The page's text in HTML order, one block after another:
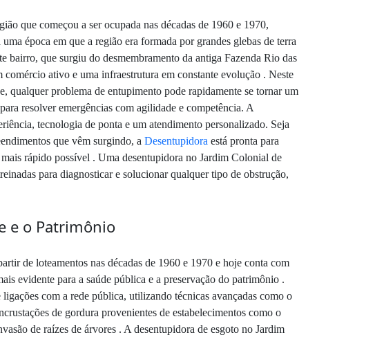
que começou a ser ocupada nas décadas de 1960 e 1970,
época em que a região era formada por grandes glebas de terra
bairro, que surgiu do desmembramento da antiga Fazenda Rio das
ativo e uma infraestrutura em constante evolução . Neste
qualquer problema de entupimento pode rapidamente se tornar um
resolver emergências com agilidade e competência. A
tecnologia de ponta e um atendimento personalizado. Seja
que vêm surgindo, a Desentupidora está pronta para
rápido possível . Uma desentupidora no Jardim Colonial de
para diagnosticar e solucionar qualquer tipo de obstrução,
e o Patrimônio
de loteamentos nas décadas de 1960 e 1970 e hoje conta com
evidente para a saúde pública e a preservação do patrimônio .
com a rede pública, utilizando técnicas avançadas como o
de gordura provenientes de estabelecimentos como o
de raízes de árvores . A desentupidora de esgoto no Jardim